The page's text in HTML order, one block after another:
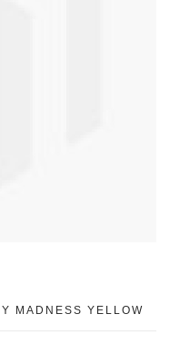
MADNESS YELLOW